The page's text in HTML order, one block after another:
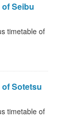
of Seibu
timetable of
of Sotetsu
timetable of